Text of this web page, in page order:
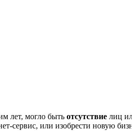
лет, могло быть отсутствие лиц
сервис, или изобрести новую